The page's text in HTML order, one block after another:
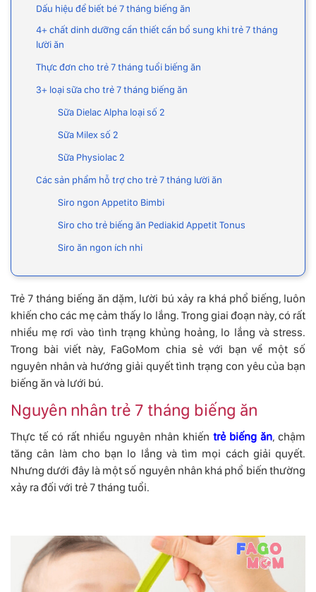
Dấu hiệu để biết bé 7 tháng biếng ăn
4+ chất dinh dưỡng cần thiết cần bổ sung khi trẻ 7 tháng
lười ăn
Thực đơn cho trẻ 7 tháng tuổi biếng ăn
3+ loại sữa cho trẻ 7 tháng biếng ăn
Sữa Dielac Alpha loại số 2
Sữa Milex số 2
Sữa Physiolac 2
Các sản phẩm hỗ trợ cho trẻ 7 tháng lười ăn
Siro ngon Appetito Bimbi
Siro cho trẻ biếng ăn Pediakid Appetit Tonus
Siro ăn ngon ích nhi
Trẻ 7 tháng biếng ăn dặm, lười bú xảy ra khá phổ biếng, luôn
khiến cho các mẹ cảm thấy lo lắng. Trong giai đoạn này, có rất
nhiều mẹ rơi vào tình trạng khủng hoảng, lo lắng và stress.
Trong bài viết này, FaGoMom chia sẻ với bạn về một số
nguyên nhân và hướng giải quyết tình trạng con yêu của bạn
biếng ăn và lưới bú.
Nguyên nhân trẻ 7 tháng biếng ăn
Thực tế có rất nhiều nguyên nhân khiến trẻ biếng ăn, chậm
tăng cân làm cho bạn lo lắng và tìm mọi cách giải quyết.
Nhưng dưới đây là một số nguyên nhân khá phổ biến thường
xảy ra đối với trẻ 7 tháng tuổi.